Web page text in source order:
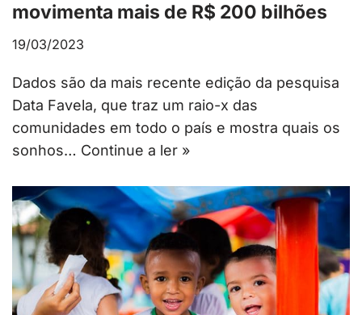
movimenta mais de R$ 200 bilhões
19/03/2023
Dados são da mais recente edição da pesquisa
Data Favela, que traz um raio-x das
comunidades em todo o país e mostra quais os
sonhos… Continue a ler »